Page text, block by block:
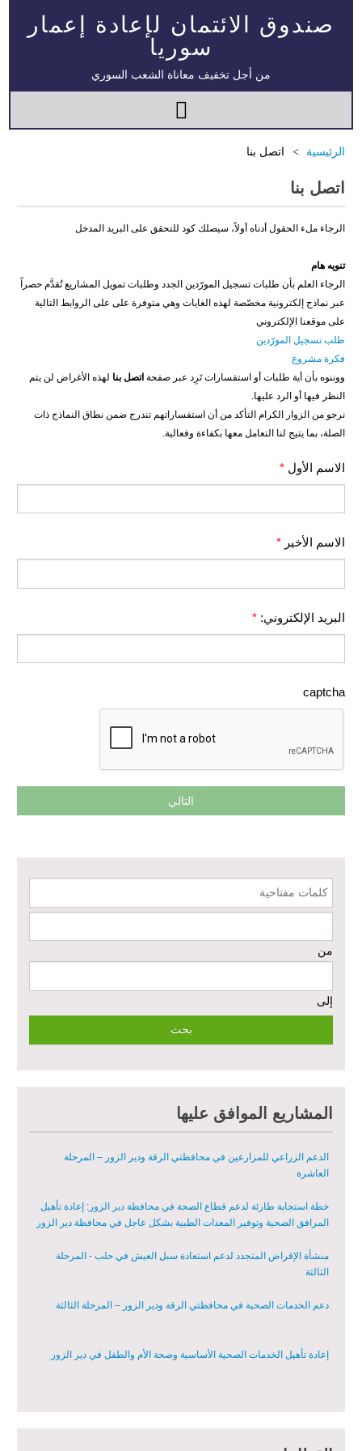
صندوق الائتمان لإعادة إعمار
سوريا
من أجل تخفيف معاناة الشعب السوري
الرئيسية اتصل بنا
اتصل بنا
الرجاء ملء الحقول أدناه أولاً، سيصلك كود للتحقق على البريد المدخل
تنويه هام
الرجاء العلم بأن طلبات تسجيل المورّدين الجدد وطلبات تمويل المشاريع تُقدَّم حصراً
عبر نماذج إلكترونية مخصّصة لهذه الغايات وهي متوفرة على على الروابط التالية
على موقعنا الإلكتروني
طلب تسجيل المورّدين
فكرة مشروع
ووننوه بأن أية طلبات أو استفسارات تَرِد عبر صفحةاتصل بنا لهذه الأغراض لن يتم
النظر فيها أو الرد عليها.
نرجو من الزوار الكرام التأكد من أن استفساراتهم تندرج ضمن نطاق النماذج ذات
الصلة، بما يتيح لنا التعامل معها بكفاءة وفعالية.
الاسم الأول*
الاسم الأخير*
البريد الإلكتروني:*
captcha
كلمات مفتاحية
من
إلى
المشاريع الموافق عليها
مبادرة متعددة القطاعات لإعادة التأهيل في مدينة جسر الشغور – المرحلة
الدعم الزراعي للمزارعين في محافظتي الرقة ودير الزور – المرحلة
خطة استجابة طارئة لدعم قطاع الصحة في محافظة دير الزور: إعادة تأهيل
المرافق الصحية وتوفير المعدات الطبية بشكل عاجل في محافظة دير الزور
إعادة تأهيل المنازل لعيش آمن وكريم في الرقة ودير الزور - المرحلة الثالثة
مشروع إعادة تأهيل المأوى والبنية التحتية المستدامة في محافظة السويداء
مبادرة متعددة القطاعات لإعادة التأهيل في مدينة جسر الشغور
مبادرة متعددة القطاعات لإعادة التأهيل في مدينة جسر الشغور – المرحلة
الدعم الزراعي للمزارعين في محافظتي الرقة ودير الزور – المرحلة
العاشرة
خطة استجابة طارئة لدعم قطاع الصحة في محافظة دير الزور: إعادة تأهيل
المرافق الصحية وتوفير المعدات الطبية بشكل عاجل في محافظة دير الزور
منشأة الإقراض المتجدد لدعم استعادة سبل العيش في حلب - المرحلة
الثالثة
دعم الخدمات الصحية في محافظتي الرقة ودير الزور – المرحلة الثالثة
إعادة تأهيل الخدمات الصحية الأساسية وصحة الأم والطفل في دير الزور